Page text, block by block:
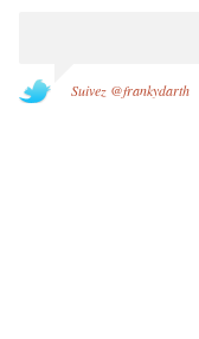
Suivez @frankydarth